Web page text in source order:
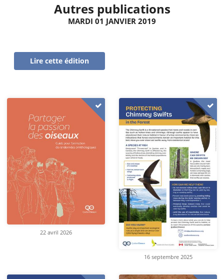
Autres publications
MARDI 01 JANVIER 2019
Lire cette édition
22 avril 2026
16 septembre 2025